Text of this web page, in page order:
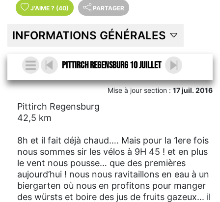
J'AIME ? (40) PARTAGER
INFORMATIONS GÉNÉRALES
Pittirch Regensburg 10 juillet
Mise à jour section :17 juil. 2016
Pittirch Regensburg
42,5 km
8h et il fait déjà chaud…. Mais pour la 1ere fois
nous sommes sir les vélos à 9H 45 ! et en plus
le vent nous pousse… que des premières
aujourd’hui ! nous nous ravitaillons en eau à un
biergarten où nous en profitons pour manger
des würsts et boire des jus de fruits gazeux... il